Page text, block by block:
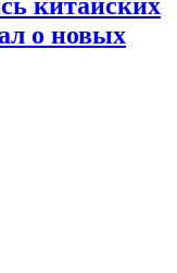
о новых